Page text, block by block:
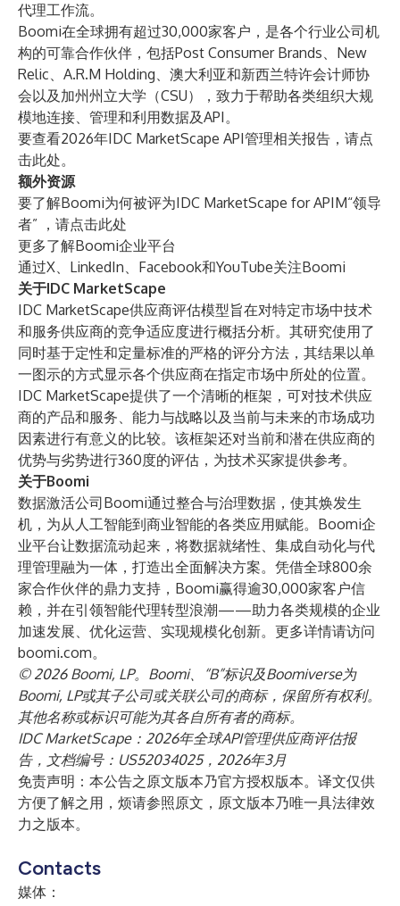
代理工作流。
Boomi在全球拥有超过30,000家客户，是各个行业公司机
构的可靠合作伙伴，包括Post Consumer Brands、New
Relic、A.R.M Holding、澳大利亚和新西兰特许会计师协
会以及加州州立大学（CSU），致力于帮助各类组织大规
模地连接、管理和利用数据及API。
要查看2026年IDC MarketScape API管理相关报告，请点
击此处。
额外资源
要了解Boomi为何被评为IDC MarketScape for APIM“领导
者” ，请点击此处
更多了解Boomi企业平台
通过X、 LinkedIn、 Facebook和YouTube关注Boomi
关于IDC MarketScape
IDC MarketScape供应商评估模型旨在对特定市场中技术
和服务供应商的竞争适应度进行概括分析。其研究使用了
同时基于定性和定量标准的严格的评分方法，其结果以单
一图示的方式显示各个供应商在指定市场中所处的位置。
IDC MarketScape提供了一个清晰的框架，可对技术供应
商的产品和服务、能力与战略以及当前与未来的市场成功
因素进行有意义的比较。该框架还对当前和潜在供应商的
优势与劣势进行360度的评估，为技术买家提供参考。
关于Boomi
数据激活公司Boomi通过整合与治理数据，使其焕发生
机，为从人工智能到商业智能的各类应用赋能。Boomi企
业平台让数据流动起来，将数据就绪性、集成自动化与代
理管理融为一体，打造出全面解决方案。凭借全球800余
家合作伙伴的鼎力支持，Boomi赢得逾30,000家客户信
赖，并在引领智能代理转型浪潮——助力各类规模的企业
加速发展、优化运营、实现规模化创新。更多详情请访问
boomi.com。
© 2026 Boomi, LP。Boomi、“B”标识及Boomiverse为
Boomi, LP或其子公司或关联公司的商标，保留所有权利。
其他名称或标识可能为其各自所有者的商标。
IDC MarketScape：2026年全球API管理供应商评估报
告，文档编号：US52034025，2026年3月
免责声明：本公告之原文版本乃官方授权版本。译文仅供
方便了解之用，烦请参照原文，原文版本乃唯一具法律效
力之版本。
Contacts
媒体：